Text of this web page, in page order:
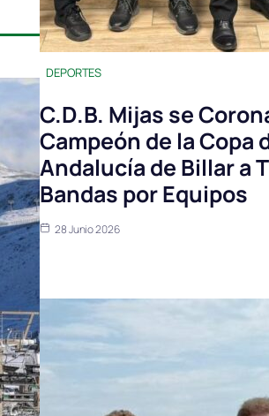
DEPORTES
C.D.B. Mijas se
Campeón de la Copa
Andalucía de Billar a
Bandas por Equipos
28 Junio 2026